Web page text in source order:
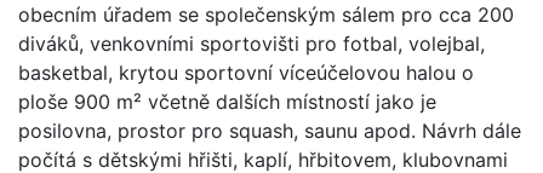
obecním úřadem se společenským sálem pro cca 200
diváků, venkovními sportovišti pro fotbal, volejbal,
basketbal, krytou sportovní víceúčelovou halou o
ploše 900 m² včetně dalších místností jako je
posilovna, prostor pro squash, saunu apod. Návrh dále
počítá s dětskými hřišti, kaplí, hřbitovem, klubovnami